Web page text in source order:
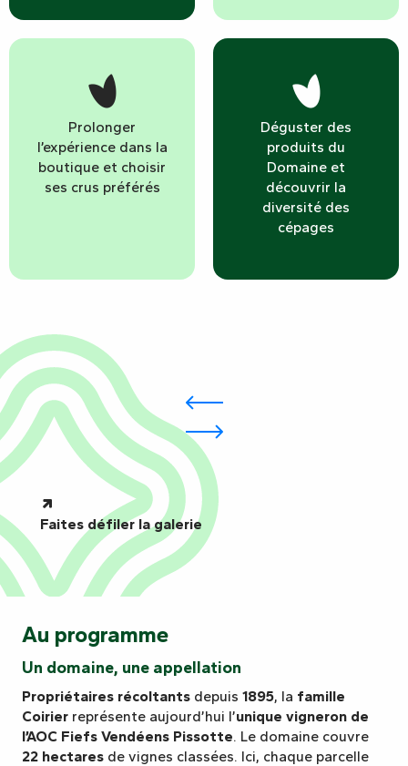
Déguster des
produits du
Domaine et
découvrir la
diversité des
cépages
Prolonger
l’expérience dans la
boutique et choisir
ses crus préférés
Faites défiler la galerie
Au programme
Un domaine, une appellation
Propriétaires récoltants depuis 1895, la famille
Coirier représente aujourd’hui l’unique vigneron de
l’AOC Fiefs Vendéens Pissotte. Le domaine couvre
22 hectares de vignes classées. Ici, chaque parcelle